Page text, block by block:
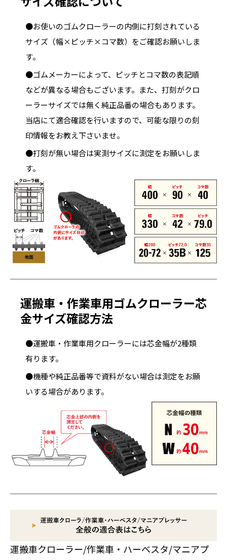
●お使いのゴムクローラーの内側に打刻されている
サイズ（幅×ピッチ×コマ数）をご確認お願いしま
す。
●ゴムメーカーによって、ピッチとコマ数の表記順
などが異なる場合もございます。また、打刻がクロ
ーラーサイズでは無く純正品番の場合もあります。
当店にて適合確認を行いますので、可能な限りの刻
印情報をお教え下さいませ。
●打刻が無い場合は実測サイズに測定をお願いしま
す。
運搬車・作業車用ゴムクローラー芯
金サイズ確認方法
●運搬車・作業車用クローラーには芯金幅が2種類
有ります。
●機種や純正品番等で資料がない場合は測定をお願
いする場合があります。
運搬車クローラー/作業車・ハーベスタ/マニアプ